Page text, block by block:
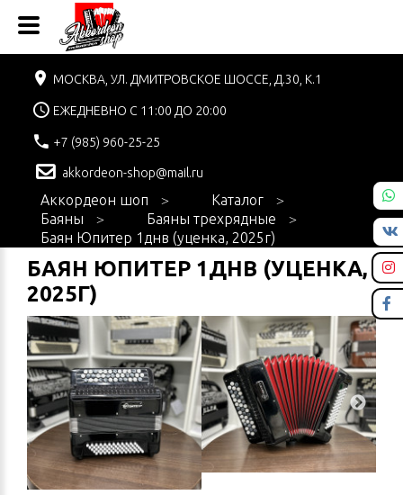
МОСКВА, УЛ. ДМИТРОВСКОЕ ШОССЕ, Д.30, К.1
ЕЖЕДНЕВНО С 11:00 ДО 20:00
+7 (985) 960-25-25
akkordeon-shop@mail.ru
Аккордеон шоп
Каталог
Баяны
Баяны трехрядные
Баян Юпитер 1днв (уценка, 2025г)
БАЯН ЮПИТЕР 1ДНВ (УЦЕНКА,
2025Г)